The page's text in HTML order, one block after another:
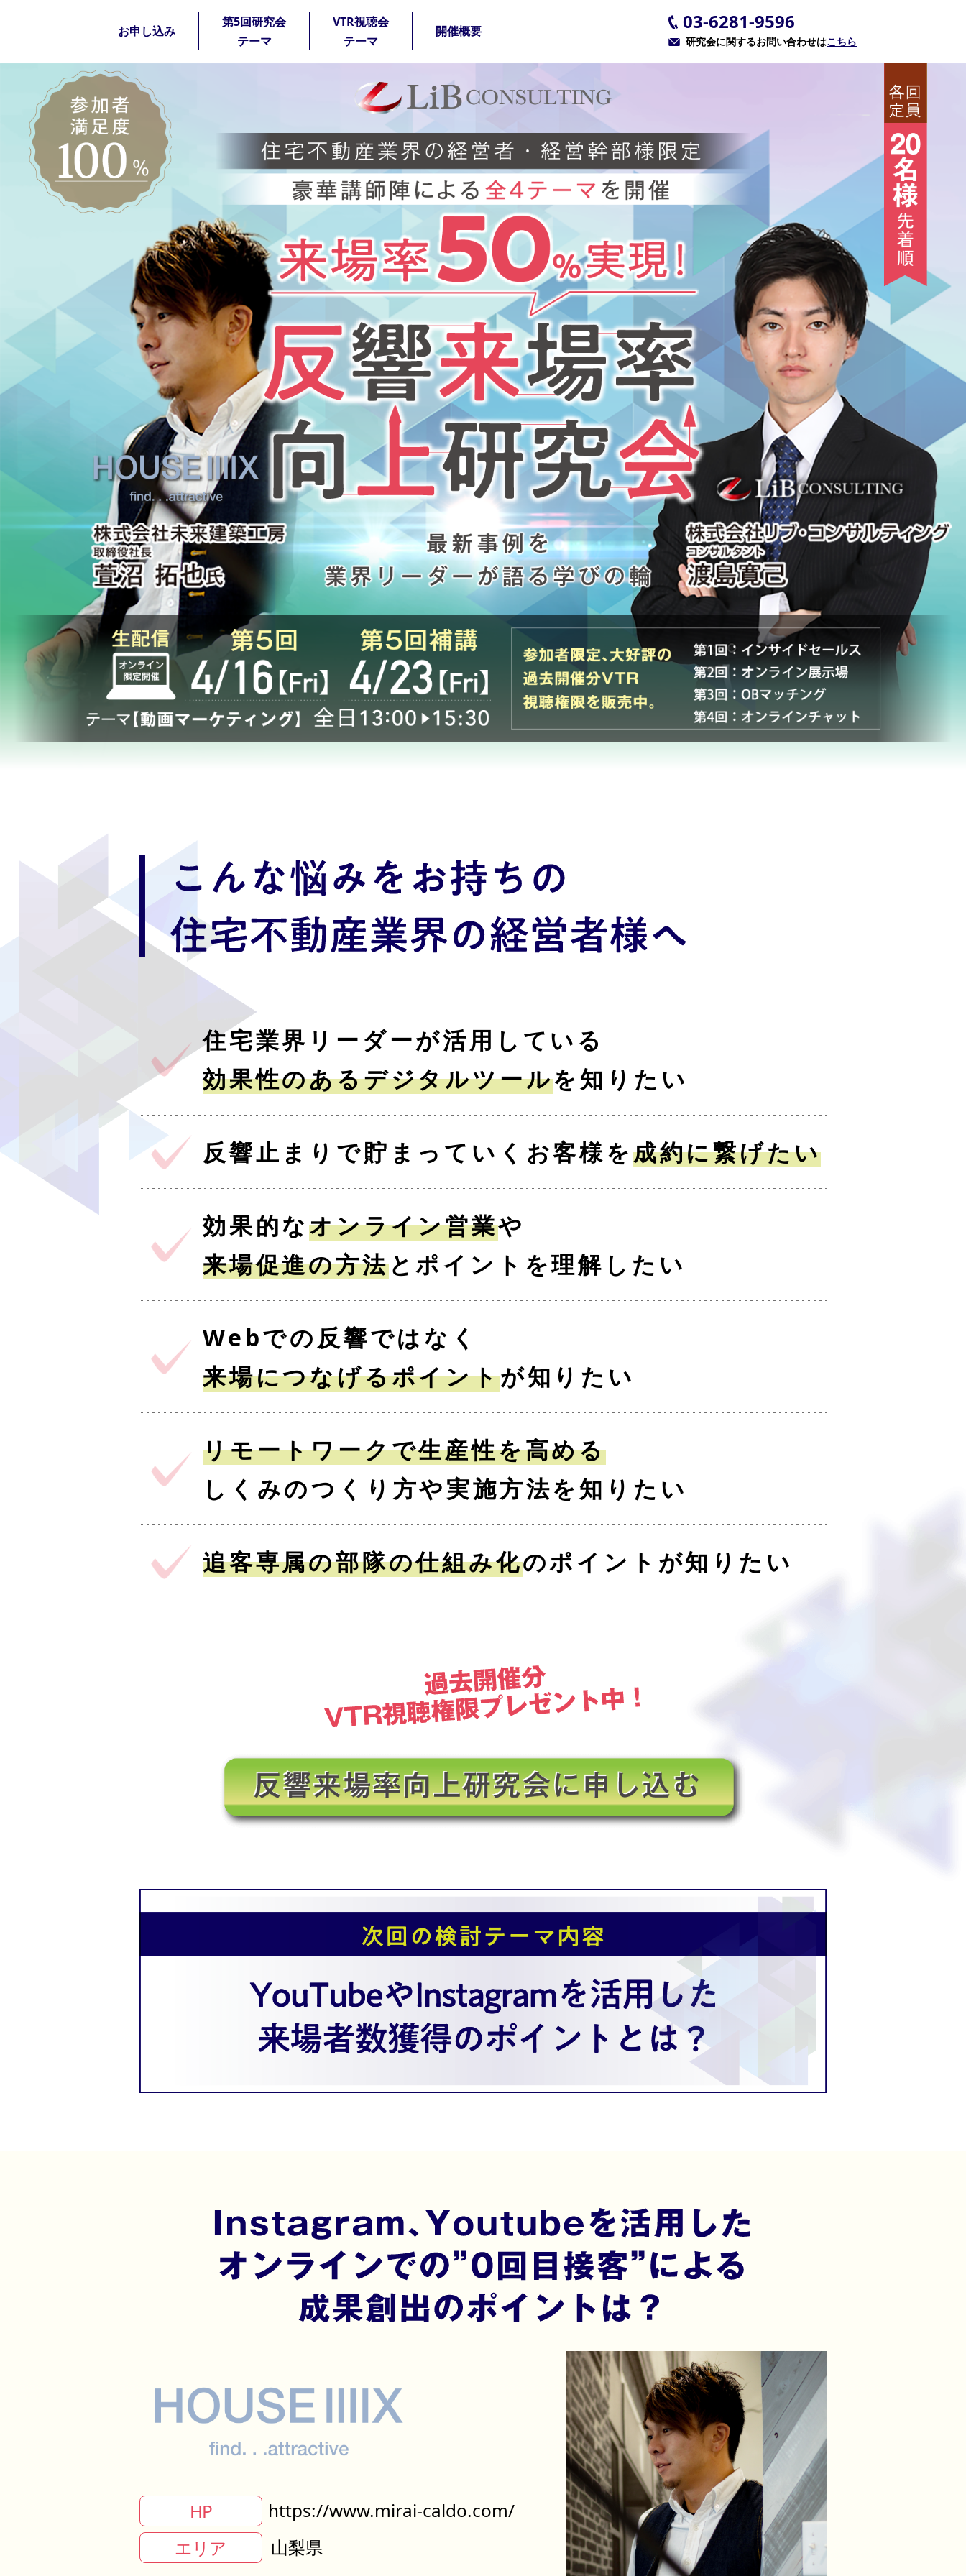
お申し込み
第5回研究会
テーマ
VTR視聴会
テーマ
開催概要 03-6281-9596
研究会に関するお問い合わせはこちら
住宅業界リーダーが活用している
効果性のあるデジタルツールを知りたい
反響止まりで貯まっていくお客様を成約に繋げたい
効果的なオンライン営業や
来場促進の方法とポイントを理解したい
Webでの反響ではなく
来場につなげるポイントが知りたい
リモートワークで生産性を高める
しくみのつくり方や実施方法を知りたい
追客専属の部隊の仕組み化のポイントが知りたい
HP
https://www.mirai-caldo.com/
エリア
山梨県